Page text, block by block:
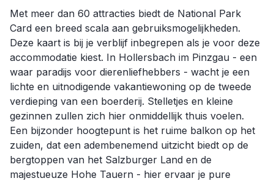
Met meer dan 60 attracties biedt de National Park
Card een breed scala aan gebruiksmogelijkheden.
Deze kaart is bij je verblijf inbegrepen als je voor deze
accommodatie kiest. In Hollersbach im Pinzgau - een
waar paradijs voor dierenliefhebbers - wacht je een
lichte en uitnodigende vakantiewoning op de tweede
verdieping van een boerderij. Stelletjes en kleine
gezinnen zullen zich hier onmiddellijk thuis voelen.
Een bijzonder hoogtepunt is het ruime balkon op het
zuiden, dat een adembenemend uitzicht biedt op de
bergtoppen van het Salzburger Land en de
majestueuze Hohe Tauern - hier ervaar je pure